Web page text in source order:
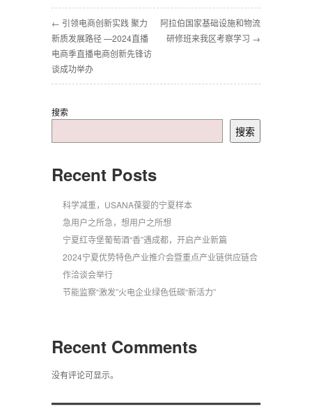
← 引领电商创新实践 聚力
新质发展路径 —2024直播
电商季直播电商创新先锋访
谈成功举办
阿拉伯国家基础设施和物流
研修班来我区考察学习 →
搜索
搜索
Recent Posts
科学减重，USANA葆婴的宁夏样本
急用户之所急，想用户之所想
宁夏红寺堡葡萄酒“香”遇成都，开启产业新篇
2024宁夏优势特色产业推介会暨重点产业链供应链合
作洽谈会举行
节能监察“激发”火电企业绿色低碳“新活力”
Recent Comments
没有评论可显示。